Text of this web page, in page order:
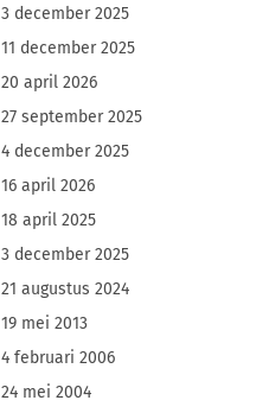
3 december 2025
11 december 2025
20 april 2026
27 september 2025
4 december 2025
16 april 2026
18 april 2025
3 december 2025
21 augustus 2024
19 mei 2013
4 februari 2006
24 mei 2004